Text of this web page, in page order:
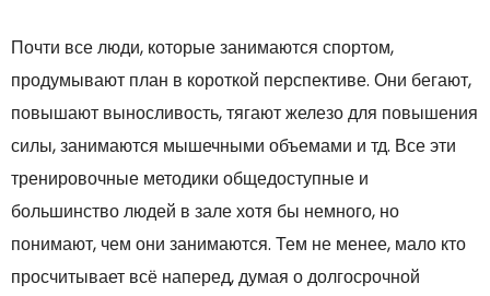
Почти все люди, которые занимаются спортом,
продумывают план в короткой перспективе. Они бегают,
повышают выносливость, тягают железо для повышения
силы, занимаются мышечными объемами и тд. Все эти
тренировочные методики общедоступные и
большинство людей в зале хотя бы немного, но
понимают, чем они занимаются. Тем не менее, мало кто
просчитывает всё наперед, думая о долгосрочной